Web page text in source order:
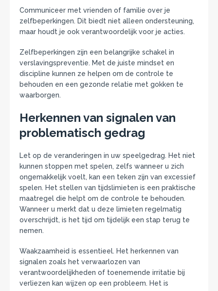
Communiceer met vrienden of familie over je
zelfbeperkingen. Dit biedt niet alleen ondersteuning,
maar houdt je ook verantwoordelijk voor je acties.
Zelfbeperkingen zijn een belangrijke schakel in
verslavingspreventie. Met de juiste mindset en
discipline kunnen ze helpen om de controle te
behouden en een gezonde relatie met gokken te
waarborgen.
Herkennen van signalen van
problematisch gedrag
Let op de veranderingen in uw speelgedrag. Het niet
kunnen stoppen met spelen, zelfs wanneer u zich
ongemakkelijk voelt, kan een teken zijn van excessief
spelen. Het stellen van tijdslimieten is een praktische
maatregel die helpt om de controle te behouden.
Wanneer u merkt dat u deze limieten regelmatig
overschrijdt, is het tijd om tijdelijk een stap terug te
nemen.
Waakzaamheid is essentieel. Het herkennen van
signalen zoals het verwaarlozen van
verantwoordelijkheden of toenemende irritatie bij
verliezen kan wijzen op een probleem. Het is